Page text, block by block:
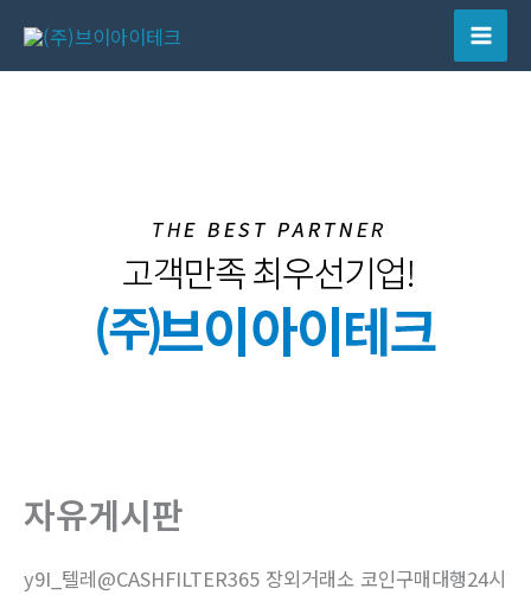
츠
Main
자유게시판
y9I_텔레@CASHFILTER365 장외거래소 코인구매대행24시